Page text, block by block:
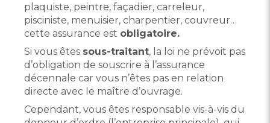
plaquiste, peintre, façadier, carreleur,
pisciniste, menuisier, charpentier, couvreur…
cette assurance est obligatoire.
Si vous êtes sous-traitant, la loi ne prévoit pas
d’obligation de souscrire à l’assurance
décennale car vous n’êtes pas en relation
directe avec le maître d’ouvrage.
Cependant, vous êtes responsable vis-à-vis du